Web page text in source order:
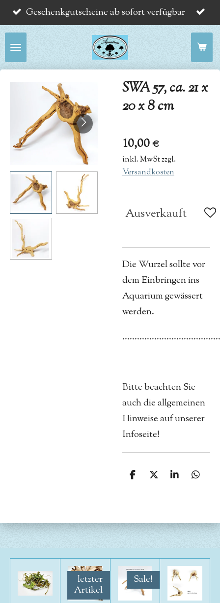
Zum
Hauptinhalt
springen
Geschenkgutscheine ab sofort verfügbar
SWA 57, ca. 21 x
20 x 8 cm
10,00 €
inkl. MwSt zzgl.
Versandkosten
Ausverkauft
Die Wurzel sollte vor
dem Einbringen ins
Aquarium gewässert
werden.
Bitte beachten Sie
auch die allgemeinen
Hinweise auf unserer
Infoseite!
T
n
T
n
T
n
T
n
letzter
Artikel
Sale!